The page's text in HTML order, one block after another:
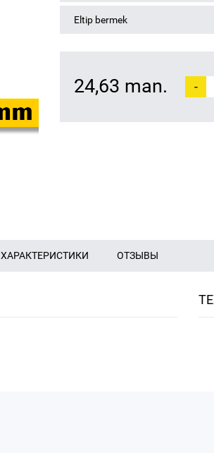
Eltip bermek
24,63 man. -
ОТЗЫВЫ